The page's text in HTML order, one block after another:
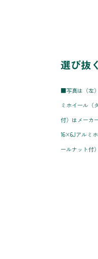
選び抜
■写真は（左
ミホイール（
付）はメーカ
16×6Jアルミ
ールナット付